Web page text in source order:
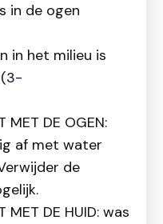
in de ogen
in het milieu is
DE OGEN:
af met water
de
DE HUID: was